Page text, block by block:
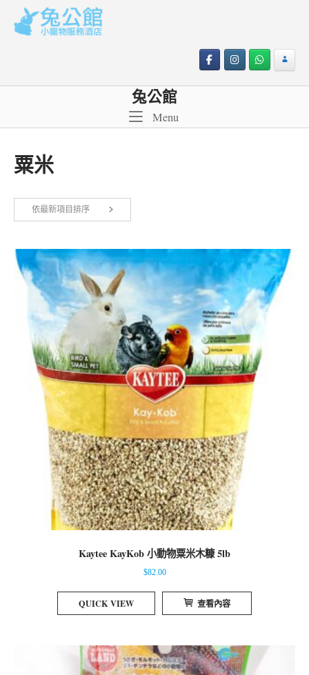
content
兔公館
MenuMenu
粟米
依最新項目排序
項
序
Kaytee KayKob 小動物粟米木糠 5lb
$82.00
QUICK VIEW 查看內容